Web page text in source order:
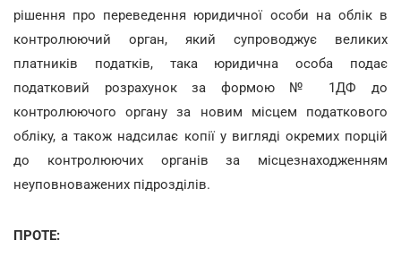
рішення про переведення юридичної особи на облік в
контролюючий орган, який супроводжує великих
платників податків, така юридична особа подає
податковий розрахунок за формою № 1ДФ до
контролюючого органу за новим місцем податкового
обліку, а також надсилає копії у вигляді окремих порцій
до контролюючих органів за місцезнаходженням
неуповноважених підрозділів.
ПРОТЕ: